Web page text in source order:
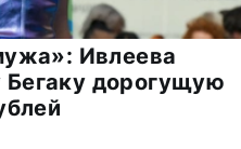
Ивлеева
дорогущую